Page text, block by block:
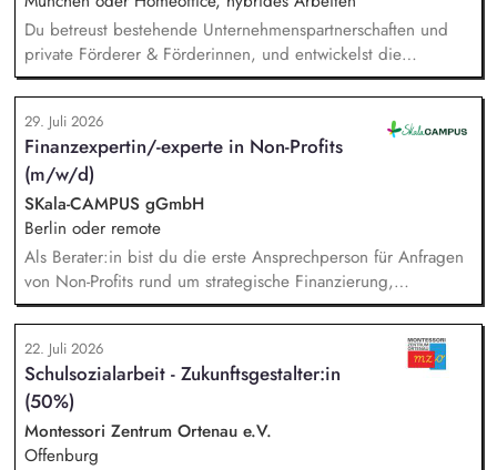
Du betreust bestehende Unternehmenspartnerschaften und
private Förderer & Förderinnen, und entwickelst die
Zusammenarbeit systematisch weiter. Du identifizierst neue
Unternehmen und Förderer & Förderinnen und sprichst sie
aktiv an. Du planst und setzt Fundraising-Maßnahmen
eigenständig um und verfolgst deren Ergebnisse. Du
arbeitest eng mit der Landesdirektion, dem Marketing und
unseren Programmkollegen zusammen.
29. Juli 2026
Finanzexpertin/-experte in Non-Profits
(m/w/d)
SKala-CAMPUS gGmbH
Berlin oder remote
Als Berater:in bist du die erste Ansprechperson für Anfragen
von Non-Profits rund um strategische Finanzierung,
Finanzmanagement und Fundraising. Dabei entwickelst du
den gesamten Prozess von der Anfrage über
Angebotserstellung bis zur eigenverantwortlichen Umsetzung.
Auf Basis der jeweiligen Herausforderungen entwickelst du
passgenaue Beratungsprozesse und berätst Organisationen zu
zentralen Fragen ihrer finanziellen Steuerung und
strategischen Weiterentwicklung.
22. Juli 2026
Schulsozialarbeit - Zukunftsgestalter:in
(50%)
Montessori Zentrum Ortenau e.V.
Offenburg